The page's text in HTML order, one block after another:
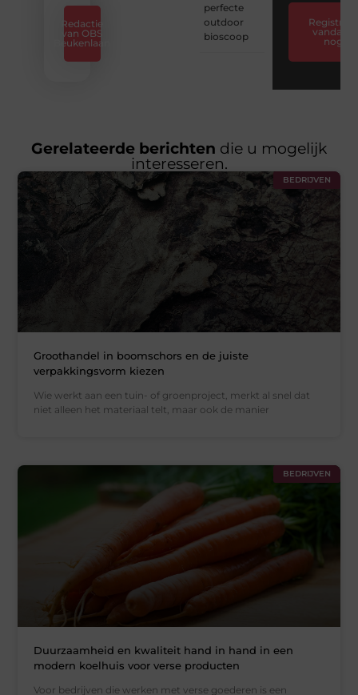
Redactie
van OBS
Beukenlaan
perfecte
outdoor
bioscoop
Registreer
vandaag
nog
Gerelateerde berichten die u mogelijk
interesseren.
BEDRIJVEN
Groothandel in boomschors en de juiste
verpakkingsvorm kiezen
Wie werkt aan een tuin- of groenproject, merkt al snel dat
niet alleen het materiaal telt, maar ook de manier
BEDRIJVEN
Duurzaamheid en kwaliteit hand in hand in een
modern koelhuis voor verse producten
Voor bedrijven die werken met verse goederen is een